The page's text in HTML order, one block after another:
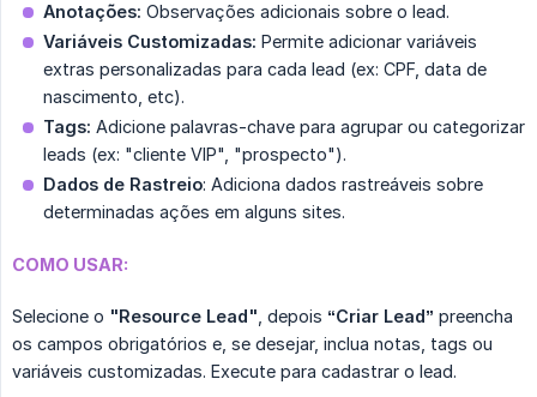
Anotações: Observações adicionais sobre o lead.
Variáveis Customizadas: Permite adicionar variáveis
extras personalizadas para cada lead (ex: CPF, data de
nascimento, etc).
Tags: Adicione palavras-chave para agrupar ou categorizar
leads (ex: "cliente VIP", "prospecto").
Dados de Rastreio: Adiciona dados rastreáveis sobre
determinadas ações em alguns sites.
COMO USAR:
Selecione o "Resource Lead" , depois “Criar Lead” preencha
os campos obrigatórios e, se desejar, inclua notas, tags ou
variáveis customizadas. Execute para cadastrar o lead.